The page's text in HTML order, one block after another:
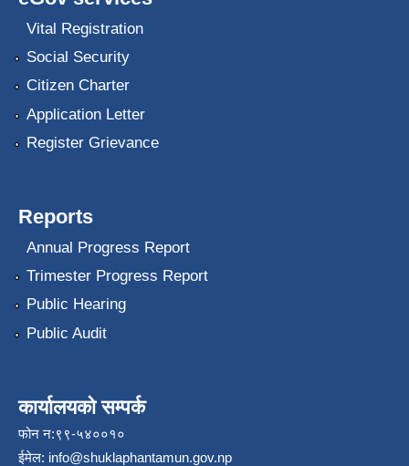
Vital Registration
Social Security
Citizen Charter
Application Letter
Register Grievance
Reports
Annual Progress Report
Trimester Progress Report
Public Hearing
Public Audit
कार्यालयको सम्पर्क
फोन न:९९-५४००१०
ईमेल: info@shuklaphantamun.gov.np